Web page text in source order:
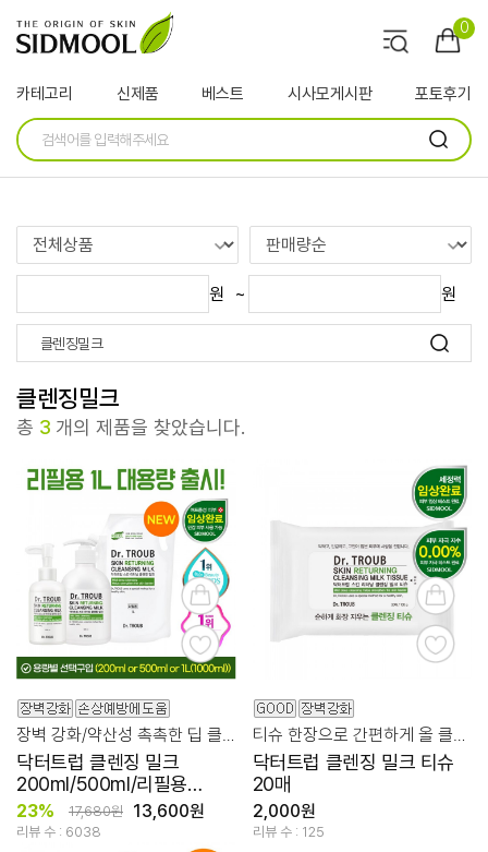
0
카테고리 신제품 베스트 시사모게시판 포토후기
수분크림
원 ~ 원
클렌징밀크
총 3 개의 제품을 찾았습니다.
닥터트럽 클렌징 밀크
200ml/500ml/리필용
1L(1000ml) [선택구입]
23% 17,680원 13,600원
리뷰 수 : 6038
닥터트럽 클렌징 밀크 티슈
20매
2,000원
리뷰 수 : 125